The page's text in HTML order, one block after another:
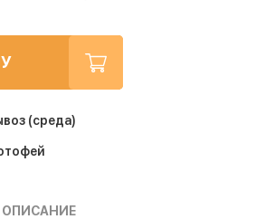
(среда)
ОПИСАНИЕ